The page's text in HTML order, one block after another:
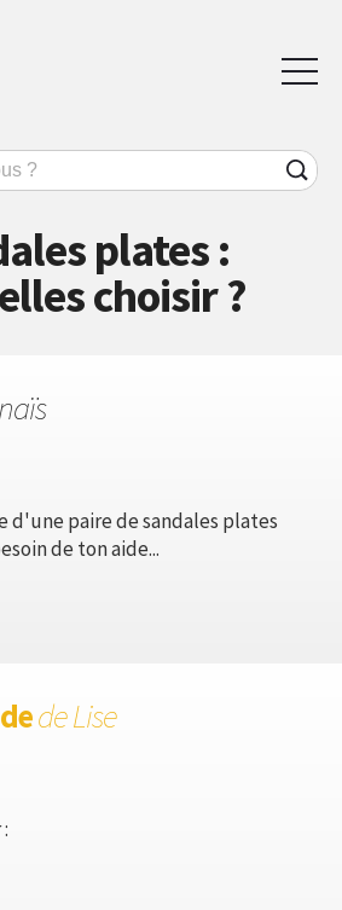
plates :
choisir ?
d'une paire de sandales plates
de ton aide...
de Lise